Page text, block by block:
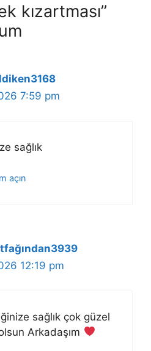
kızartması”
7:59 pm
sağlık
açın
12:19 pm
sağlık çok güzel
Arkadaşım